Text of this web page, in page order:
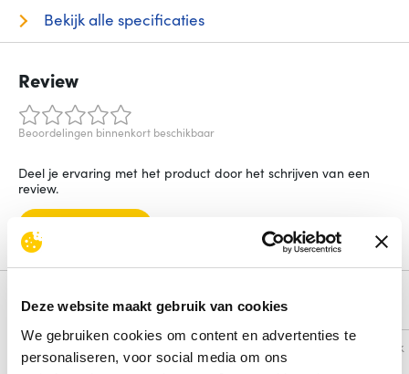
Deze website maakt gebruik van cookies
We gebruiken cookies om content en advertenties te
personaliseren, voor social media om ons
Bekijk alle specificaties
Review
Beoordelingen binnenkort beschikbaar
Deel je ervaring met het product door het schrijven van een
review.
Alternatieven
Vergelijk Vergelijk